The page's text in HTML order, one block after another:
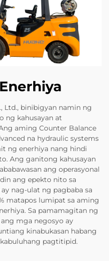
Ltd., binibigyan namin ng
ng kahusayan at
aming Counter Balance
na hydraulic systems
ng enerhiya nang hindi
Ang ganitong kahusayan
ang operasyonal
ang epekto nito sa
nag-ulat ng pagbaba sa
matapos lumipat sa aming
Sa pamamagitan ng
mga negosyo ay
kinabukasan habang
pagtitipid.